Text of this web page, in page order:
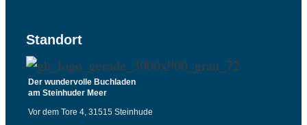
Standort
Der wundervolle Buchladen
am Steinhuder Meer
Vor dem Tore 4, 31515 Steinhude